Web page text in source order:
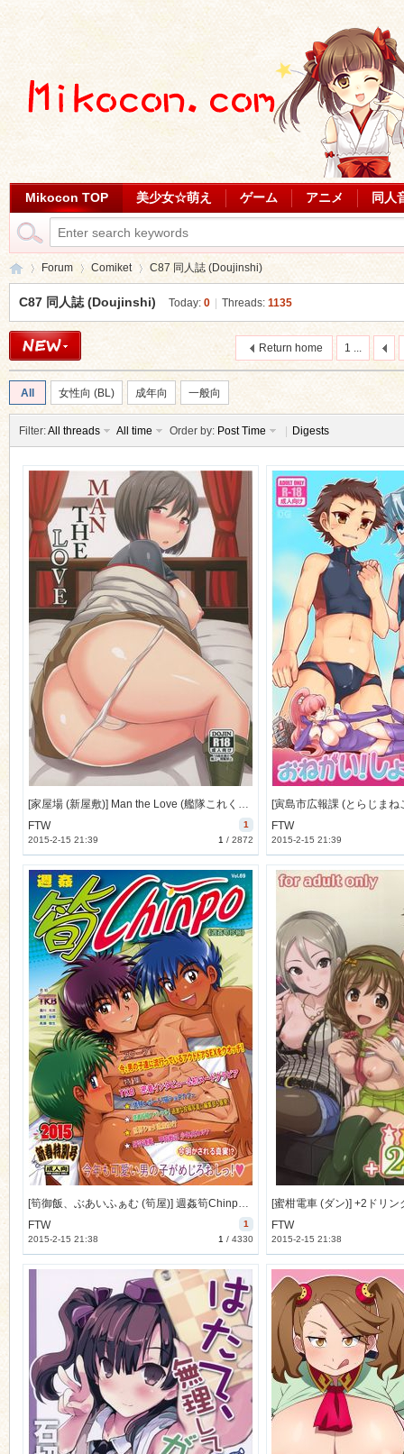
Mikocon TOP 美少女☆萌え ゲーム アニメ 同人
»
Forum Comiket C87 同人誌 (Doujinshi)
C87 同人誌 (Doujinshi) Today: 0 Threads: 1135
1 ...
Return home
All 女性向 (BL) 成年向 一般向
Filter:All threads All time Order by: Post Time Digests
[家屋場 (新屋敷)] Man the Love (艦隊これくしょん -艦これ-) [23M]
1
FTW
1 / 2872
2015-2-15 21:39
FTW
2015-2-15 21:39
[筍御飯、ぶあいふぁむ (筍屋)] 週姦筍Chinpo (オリジナル) [35M]
1
FTW
1 / 4330
2015-2-15 21:38
FTW
2015-2-15 21:38